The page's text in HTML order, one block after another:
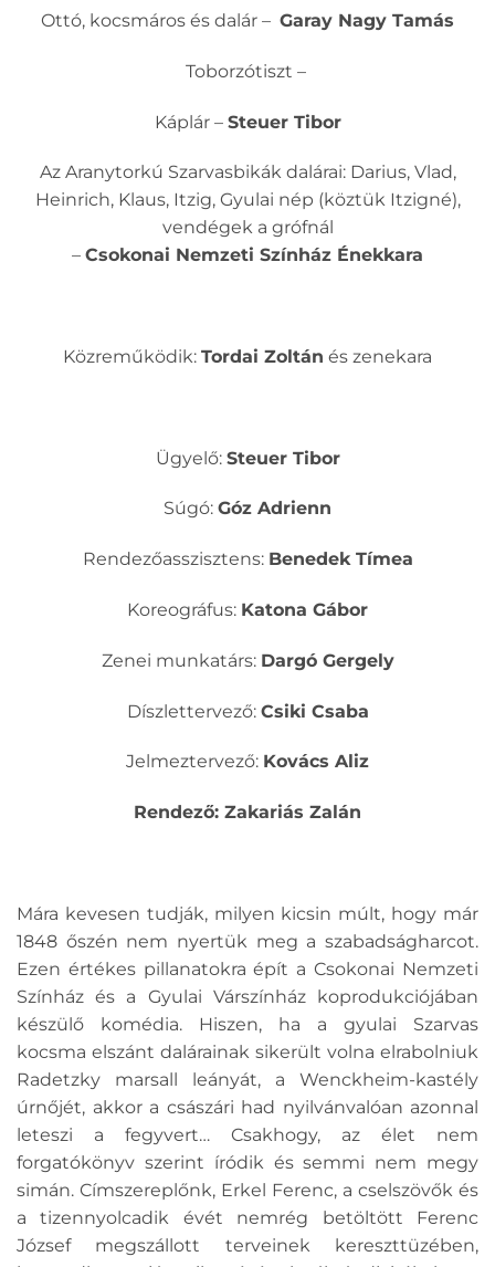
Ottó, kocsmáros és dalár – Garay Nagy Tamás
Toborzótiszt –
Káplár – Steuer Tibor
Az Aranytorkú Szarvasbikák dalárai: Darius, Vlad,
Heinrich, Klaus, Itzig, Gyulai nép (köztük Itzigné),
vendégek a grófnál
– Csokonai Nemzeti Színház Énekkara
Közreműködik: Tordai Zoltán és zenekara
Ügyelő: Steuer Tibor
Súgó: Góz Adrienn
Rendezőasszisztens: Benedek Tímea
Koreográfus: Katona Gábor
Zenei munkatárs: Dargó Gergely
Díszlettervező: Csiki Csaba
Jelmeztervező: Kovács Aliz
Rendező: Zakariás Zalán
Mára kevesen tudják, milyen kicsin múlt, hogy már
1848 őszén nem nyertük meg a szabadságharcot.
Ezen értékes pillanatokra épít a Csokonai Nemzeti
Színház és a Gyulai Várszínház koprodukciójában
készülő komédia. Hiszen, ha a gyulai Szarvas
kocsma elszánt dalárainak sikerült volna elrabolniuk
Radetzky marsall leányát, a Wenckheim-kastély
úrnőjét, akkor a császári had nyilvánvalóan azonnal
leteszi a fegyvert… Csakhogy, az élet nem
forgatókönyv szerint íródik és semmi nem megy
simán. Címszereplőnk, Erkel Ferenc, a cselszövők és
a tizennyolcadik évét nemrég betöltött Ferenc
József megszállott terveinek kereszttüzében,